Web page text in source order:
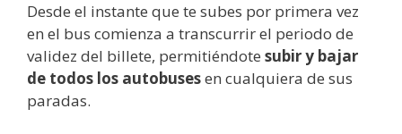
Desde el instante que te subes por primera vez
en el bus comienza a transcurrir el periodo de
validez del billete, permitiéndote subir y bajar
de todos los autobusesen cualquiera de sus
paradas.